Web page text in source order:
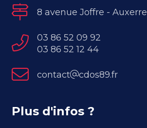
8 avenue Joffre - Auxerre
03 86 52 09 92
03 86 52 12 44
contact cdos89.fr
Plus d'infos ?